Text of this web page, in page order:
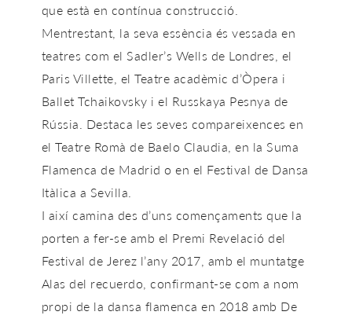
que està en contínua construcció.
Mentrestant, la seva essència és vessada en
teatres com el Sadler’s Wells de Londres, el
Paris Villette, el Teatre acadèmic d’Òpera i
Ballet Tchaikovsky i el Russkaya Pesnya de
Rússia. Destaca les seves compareixences en
el Teatre Romà de Baelo Claudia, en la Suma
Flamenca de Madrid o en el Festival de Dansa
Itàlica a Sevilla.
I així camina des d’uns començaments que la
porten a fer-se amb el Premi Revelació del
Festival de Jerez l’any 2017, amb el muntatge
Alas del recuerdo, confirmant-se com a nom
propi de la dansa flamenca en 2018 amb De